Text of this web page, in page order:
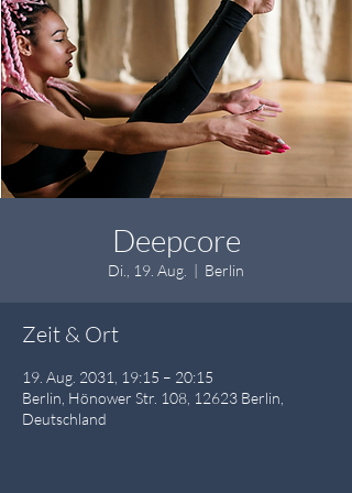
Deepcore
Di., 19. Aug.
  |
Berlin
Zeit & Ort
19. Aug. 2031, 19:15 – 20:15
Berlin, Hönower Str. 108, 12623 Berlin,
Deutschland